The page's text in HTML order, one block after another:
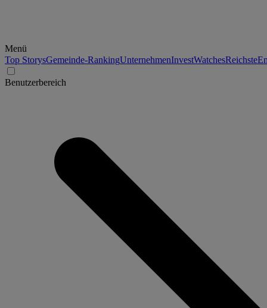
Menü
Top StorysGemeinde-RankingUnternehmenInvestWatchesReichste
Benutzerbereich